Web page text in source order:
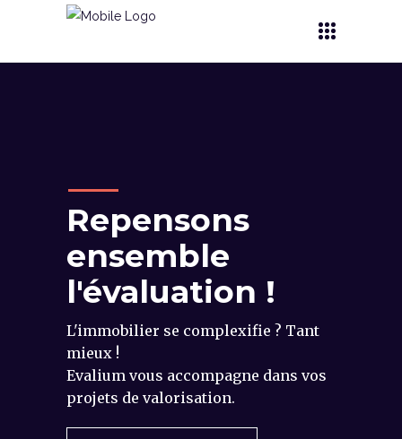
Repensons
ensemble
l'évaluation !
L'immobilier se complexifie ? Tant
mieux !
Evalium vous accompagne dans vos
projets de valorisation.